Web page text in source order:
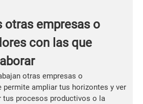
otras empresas o
con las que
otras empresas o
permite ampliar tus horizontes y ver
tus procesos productivos o la